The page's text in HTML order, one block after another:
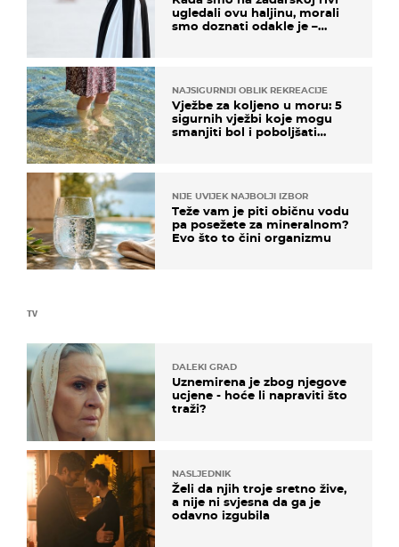
TV
DALEKI GRAD
Uznemirena je zbog njegove
ucjene - hoće li napraviti što
traži?
NASLJEDNIK
Želi da njih troje sretno žive,
a nije ni svjesna da ga je
odavno izgubila
ugledali ovu haljinu, morali
smo doznati odakle je –
NAJSIGURNIJI OBLIK REKREACIJE
Vježbe za koljeno u moru: 5
sigurnih vježbi koje mogu
smanjiti bol i poboljšati
NIJE UVIJEK NAJBOLJI IZBOR
Teže vam je piti običnu vodu
pa posežete za mineralnom?
Evo što to čini organizmu